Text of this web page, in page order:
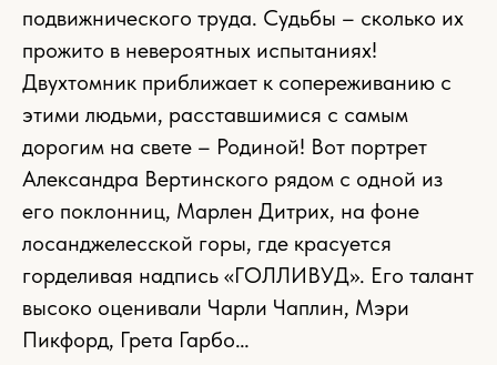
подвижнического труда. Судьбы – сколько их
прожито в невероятных испытаниях!
Двухтомник приближает к сопереживанию с
этими людьми, расставшимися с самым
дорогим на свете – Родиной! Вот портрет
Александра Вертинского рядом с одной из
его поклонниц, Марлен Дитрих, на фоне
лосанджелесской горы, где красуется
горделивая надпись «ГОЛЛИВУД». Его талант
высоко оценивали Чарли Чаплин, Мэри
Пикфорд, Грета Гарбо…